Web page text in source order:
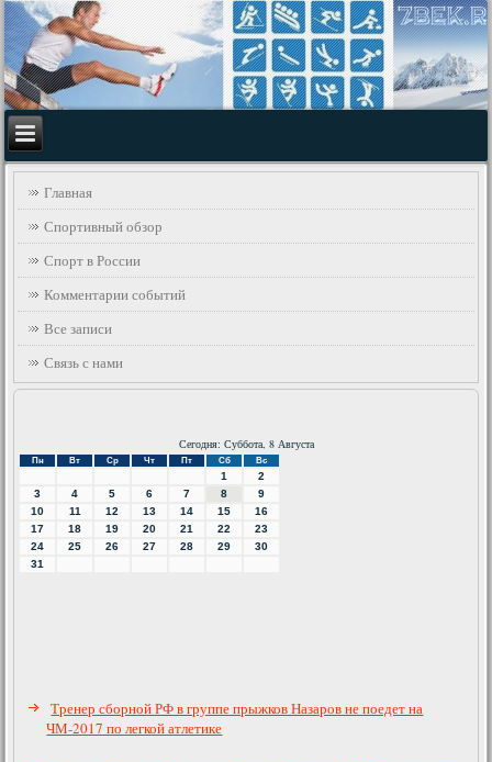
Главная
Спортивный обзор
Спорт в России
Комментарии событий
Все записи
Связь с нами
Сегодня: Суббота, 8 Августа
Пн Вт Ср Чт Пт Сб Вс
1
2
3
4 5 6 7 8
9
10
11 12 13 14 15
16
17
18 19 20 21 22
23
24
25 26 27 28 29
30
31
Тренер сборной РФ в группе прыжков Назаров не поедет на
ЧМ-2017 по легкой атлетике